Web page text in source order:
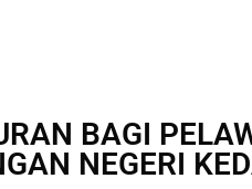
BAGI
NEGERI